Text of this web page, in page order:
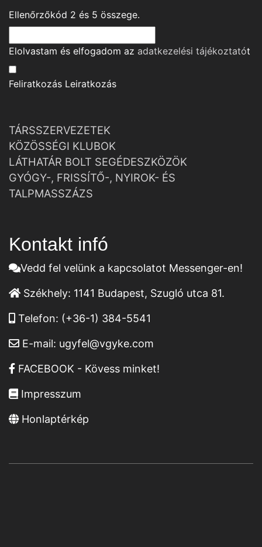
Ellenőrzőkód 2 és 5 összege.
Elolvastam és elfogadom az adatkezelési tájékoztatót
Feliratkozás Leiratkozás
TÁRSSZERVEZETEK
KÖZÖSSÉGI KLUBOK
LÁTHATÁR BOLT SEGÉDESZKÖZÖK
GYÓGY-, FRISSÍTŐ-, NYIROK- ÉS
TALPMASSZÁZS
Kontakt infó
Vedd fel velünk a kapcsolatot Messenger-en!
Székhely: 1141 Budapest, Szugló utca 81.
Telefon: (+36-1) 384-5541
E-mail: ugyfel@vgyke.com
FACEBOOK - Kövess minket!
Impresszum
Honlaptérkép